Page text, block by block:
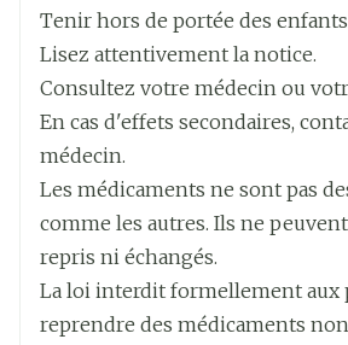
coucher (risque d'insomnie)
Profondeur 55 mm
Quantité Du
Paquet
30
Ingrédients
bupropione
Tenir hors de portée des
Lisez attentivement la notice.
Consultez votre médecin ou
En cas d'effets secondaires,
médecin.
Les médicaments ne sont pas
comme les autres. Ils ne
repris ni échangés.
La loi interdit formellement aux
reprendre des médicaments